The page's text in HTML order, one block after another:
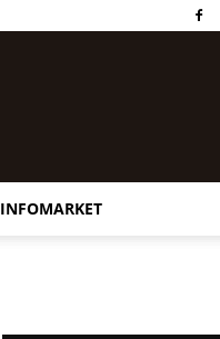
INFOMARKET